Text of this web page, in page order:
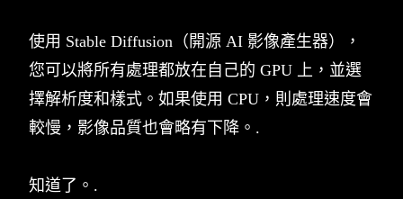
使用 Stable Diffusion（開源 AI 影像產生器），
您可以將所有處理都放在自己的 GPU 上，並選
擇解析度和樣式。如果使用 CPU，則處理速度會
較慢，影像品質也會略有下降。.
知道了。.